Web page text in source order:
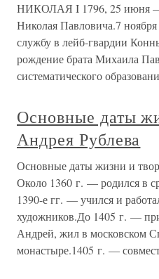
НИКОЛАЯ I 1796, 25 июня —
Николая Павловича.7
службу в лейб-гвардии
рождение брата Михаила
систематического
Основные даты
Андрея Рублева
Основные даты жизни и
Около 1360 г. — родился в
1390-е гг. — учился и
художников.До 1405 г. —
Андрей, жил в московском
монастыре.1405 г. —